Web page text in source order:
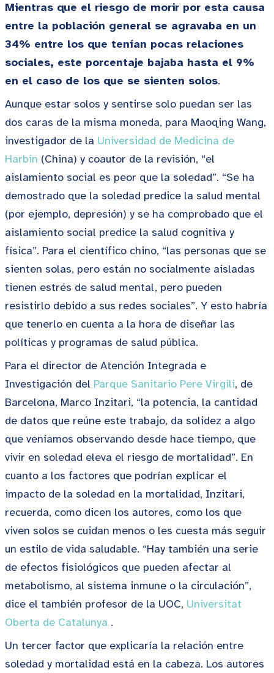
Mientras que el riesgo de morir por esta causa
entre la población general se agravaba en un
34% entre los que tenían pocas relaciones
sociales, este porcentaje bajaba hasta el 9%
en el caso de los que se sienten solos.
Aunque estar solos y sentirse solo puedan ser las
dos caras de la misma moneda, para Maoqing Wang,
investigador de la Universidad de Medicina de
Harbin (China) y coautor de la revisión, “el
aislamiento social es peor que la soledad”. “Se ha
demostrado que la soledad predice la salud mental
(por ejemplo, depresión) y se ha comprobado que el
aislamiento social predice la salud cognitiva y
física”. Para el científico chino, “las personas que se
sienten solas, pero están no socialmente aisladas
tienen estrés de salud mental, pero pueden
resistirlo debido a sus redes sociales”. Y esto habría
que tenerlo en cuenta a la hora de diseñar las
políticas y programas de salud pública.
Para el director de Atención Integrada e
Investigación del Parque Sanitario Pere Virgili, de
Barcelona, Marco Inzitari, “la potencia, la cantidad
de datos que reúne este trabajo, da solidez a algo
que veníamos observando desde hace tiempo, que
vivir en soledad eleva el riesgo de mortalidad”. En
cuanto a los factores que podrían explicar el
impacto de la soledad en la mortalidad, Inzitari,
recuerda, como dicen los autores, como los que
viven solos se cuidan menos o les cuesta más seguir
un estilo de vida saludable. “Hay también una serie
de efectos fisiológicos que pueden afectar al
metabolismo, al sistema inmune o la circulación”,
dice el también profesor de la UOC, Universitat
Oberta de Catalunya .
Un tercer factor que explicaría la relación entre
soledad y mortalidad está en la cabeza. Los autores